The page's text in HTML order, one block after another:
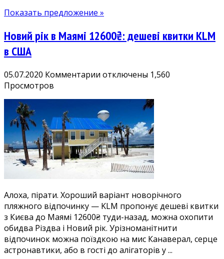
Новий
Показать предложение »
Новий рік в Маямі 12600₴: дешеві квитки KLM
в США
05.07.2020 Комментарии к
рік
в
Маямі
12600₴:
дешеві
квитки
KLM
США
отключены 1,560
Просмотров
Алоха, пірати. Хороший варіант новорічного
пляжного відпочинку — KLM пропонує дешеві квитки
з Києва до Маямі 12600₴ туди-назад, можна охопити
обидва Різдва і Новий рік. Урізноманітнити
відпочинок можна поїздкою на мис Канаверал, серце
астронавтики, або в гості до алігаторів у ...